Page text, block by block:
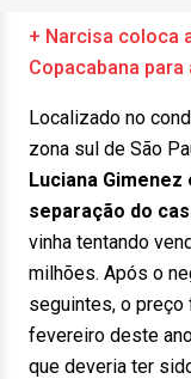
+ Narcisa coloca
Copacabana
Localizado no
zona sul de São
Luciana
separação do
vinha tentando
milhões. Após o
seguintes, o preço
fevereiro deste
que deveria ter